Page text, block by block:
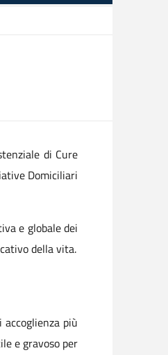
di Cure
Domiciliari
e globale dei
della vita.
più
e gravoso per